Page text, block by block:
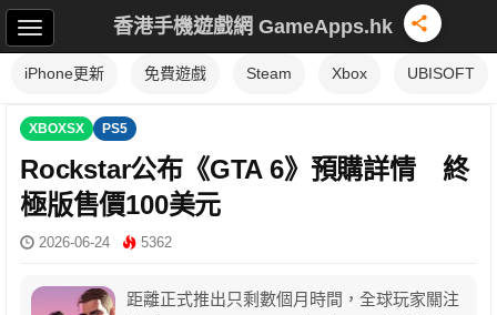
香港手機遊戲網 GameApps.hk
iPhone更新 免費遊戲 Steam Xbox UBISOFT
XBOXSX PS5
Rockstar公布《GTA 6》預購詳情 終
極版售價100美元
2026-06-24 5362
距離正式推出只剩數個月時間，全球玩家關注